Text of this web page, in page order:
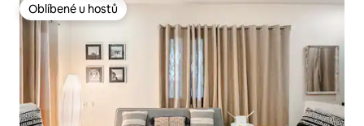
Oblíbené u hostů
Oblíbené u hostů